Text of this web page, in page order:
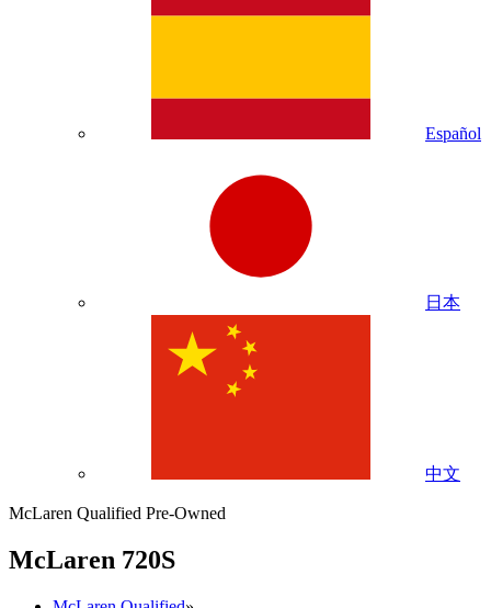
Español
日本
中文
McLaren Qualified Pre-Owned
McLaren 720S